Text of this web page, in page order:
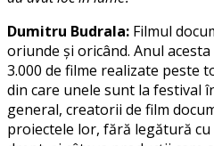
Dumitru Budrala: Filmul
oriunde şi oricând. Anul
3.000 de filme realizate peste
din care unele sunt la festival
general, creatorii de film
proiectele lor, fără legătură cu